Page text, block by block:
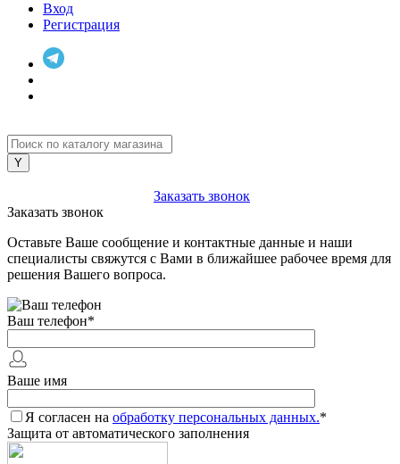
Вход
Регистрация
Заказать звонок
Заказать звонок
Оставьте Ваше сообщение и контактные данные и наши
специалисты свяжутся с Вами в ближайшее рабочее время для
решения Вашего вопроса.
Ваш телефон*
Ваше имя
Я согласен на обработку персональных данных.*
Защита от автоматического заполнения